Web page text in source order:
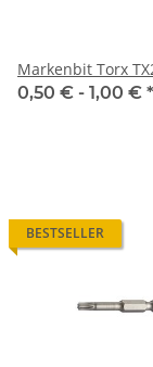
Markenbit Torx
0,50 € - 1,00 € *
BESTSELLER